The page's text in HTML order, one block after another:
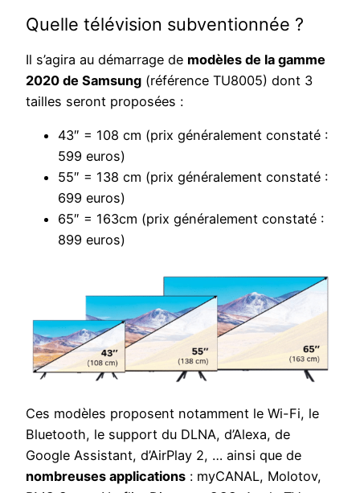
Quelle télévision subventionnée ?
Il s’agira au démarrage de modèles de la gamme
2020 de Samsung (référence TU8005) dont 3
tailles seront proposées :
43″ = 108 cm (prix généralement constaté :
599 euros)
55″ = 138 cm (prix généralement constaté :
699 euros)
65″ = 163cm (prix généralement constaté :
899 euros)
Ces modèles proposent notamment le Wi-Fi, le
Bluetooth, le support du DLNA, d’Alexa, de
Google Assistant, d’AirPlay 2, … ainsi que de
nombreuses applications : myCANAL, Molotov,